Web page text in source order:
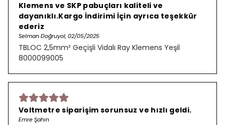
Klemens ve SKP pabuçları kaliteli ve
dayanıklı.Kargo İndirimi İçin ayrıca teşekkür
ederiz
Selman Doğruyol, 02/05/2025
TBLOC 2,5mm² Geçişli Vidalı Ray Klemens Yeşil
8000099005
Voltmetre siparişim sorunsuz ve hızlı geldi.
Emre Şahin